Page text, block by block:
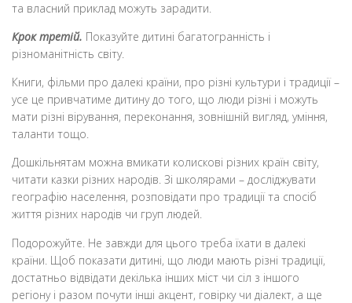
та власний приклад можуть зарадити.
Крок третій. Показуйте дитині багатогранність і
різноманітність світу.
Книги, фільми про далекі країни, про різні культури і традиції –
усе це привчатиме дитину до того, що люди різні і можуть
мати різні вірування, переконання, зовнішній вигляд, уміння,
таланти тощо.
Дошкільнятам можна вмикати колискові різних країн світу,
читати казки різних народів. Зі школярами – досліджувати
географію населення, розповідати про традиції та спосіб
життя різних народів чи груп людей.
Подорожуйте. Не завжди для цього треба їхати в далекі
країни. Щоб показати дитині, що люди мають різні традиції,
достатньо відвідати декілька інших міст чи сіл з іншого
регіону і разом почути інші акцент, говірку чи діалект, а ще